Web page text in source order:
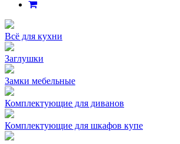
Всё для кухни
Заглушки
Замки мебельные
Комплектующие для диванов
Комплектующие для шкафов купе